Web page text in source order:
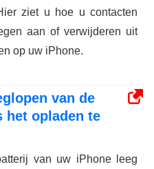
ziet u hoe u contacten
aan of verwijderen uit
op uw iPhone.
van de
het opladen te
van uw iPhone leeg